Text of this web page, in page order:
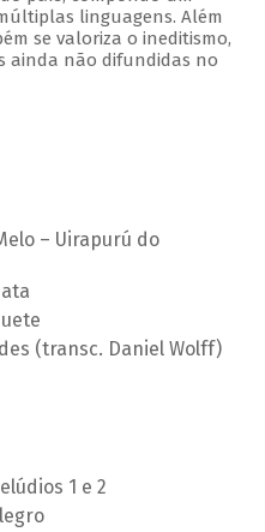
linguagens. Além
se valoriza o ineditismo,
ainda não difundidas no
– Uirapurú do
(transc. Daniel Wolff)
1 e 2